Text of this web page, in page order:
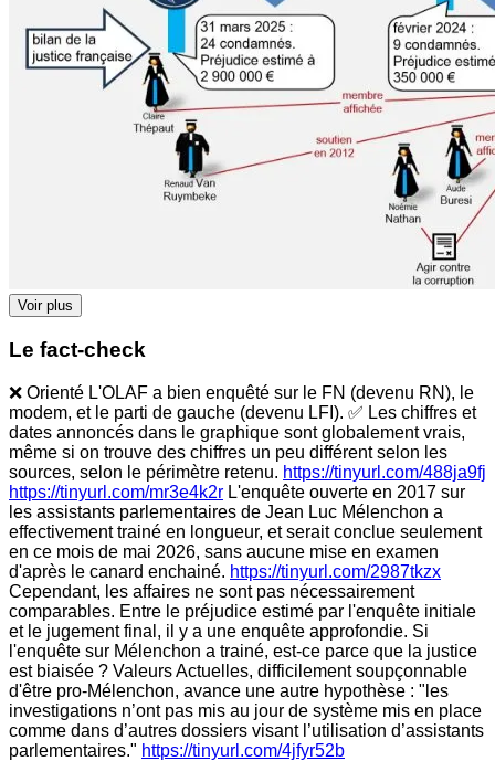
Voir plus
Le fact-check
❌ Orienté L'OLAF a bien enquêté sur le FN (devenu RN), le
modem, et le parti de gauche (devenu LFI). ✅ Les chiffres et
dates annoncés dans le graphique sont globalement vrais,
même si on trouve des chiffres un peu différent selon les
sources, selon le périmètre retenu. https://tinyurl.com/488ja9fj
https://tinyurl.com/mr3e4k2r L'enquête ouverte en 2017 sur
les assistants parlementaires de Jean Luc Mélenchon a
effectivement trainé en longueur, et serait conclue seulement
en ce mois de mai 2026, sans aucune mise en examen
d'après le canard enchainé. https://tinyurl.com/2987tkzx
Cependant, les affaires ne sont pas nécessairement
comparables. Entre le préjudice estimé par l'enquête initiale
et le jugement final, il y a une enquête approfondie. Si
l'enquête sur Mélenchon a trainé, est-ce parce que la justice
est biaisée ? Valeurs Actuelles, difficilement soupçonnable
d'être pro-Mélenchon, avance une autre hypothèse : "les
investigations n’ont pas mis au jour de système mis en place
comme dans d’autres dossiers visant l’utilisation d’assistants
parlementaires." https://tinyurl.com/4jfyr52b